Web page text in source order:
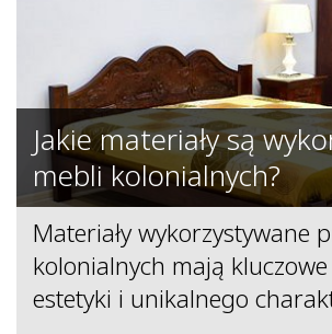
Jakie materiały są
mebli kolonialnych?
Materiały wykorzystywane
kolonialnych mają
estetyki i unikalnego